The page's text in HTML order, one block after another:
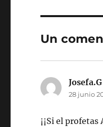
Un
Josefa.G
28 junio
¡¡Si el